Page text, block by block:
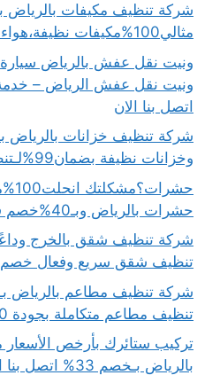
مثالي100%مكيفات نظيفة،هواء نقي اتصل بنا الان
ونيت نقل عفش بالرياض
اتصل بنا الان
وخزانات نظيفة بضمان99%لـتنظيف وتعقيم الخزانات
حشرات بالرياض وبـ40%خصم فوري
شركة تنظيف شقق بالخرج
تنظيف شقق سريع وفعال خصم35%اتصل الان
تنظيف مطاعم متكاملة بجودة 100% اتصل بنا الان
تركيب ستائرك بأرخص الأسعار
بالرياض بـخصم 33% اتصل بنا الان